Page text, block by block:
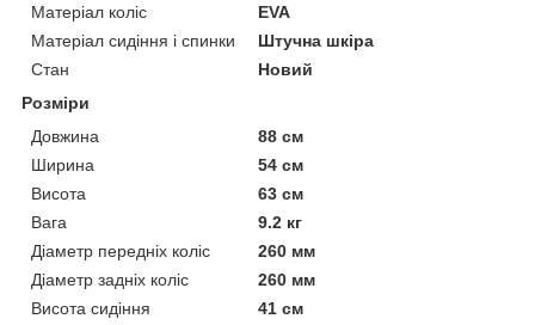
Матеріал коліс
EVA
Матеріал сидіння і спинки
Штучна шкіра
Стан
Новий
Розміри
Довжина
88 см
Ширина
54 см
Висота
63 см
Вага
9.2 кг
Діаметр передніх коліс
260 мм
Діаметр задніх коліс
260 мм
Висота сидіння
41 см